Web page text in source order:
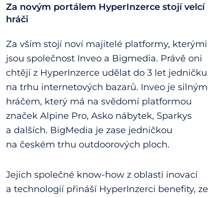
Za novým portálem HyperInzerce stojí velcí
hráči
Za vším stojí noví majitelé platformy, kterými
jsou společnost Inveo a Bigmedia. Právě oni
chtějí z HyperInzerce udělat do 3 let jedničku
na trhu internetových bazarů. Inveo je silným
hráčem, který má na svědomí platformou
značek Alpine Pro, Asko nábytek, Sparkys
a dalších. BigMedia je zase jedničkou
na českém trhu outdoorových ploch.
Jejich společné know-how z oblasti inovací
a technologií přináší HyperInzerci benefity, ze